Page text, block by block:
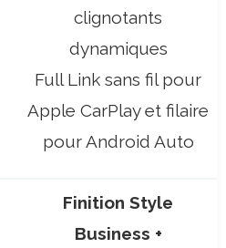
clignotants
dynamiques
Full Link sans fil pour
Apple CarPlay et filaire
pour Android Auto
Finition Style
Business +